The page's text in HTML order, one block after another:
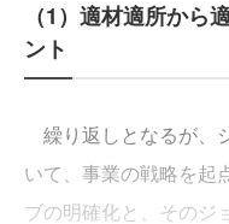
（1）適材適所から
ント
繰り返しとなるが、
いて、事業の戦略を起
ブの明確化と、そのジ